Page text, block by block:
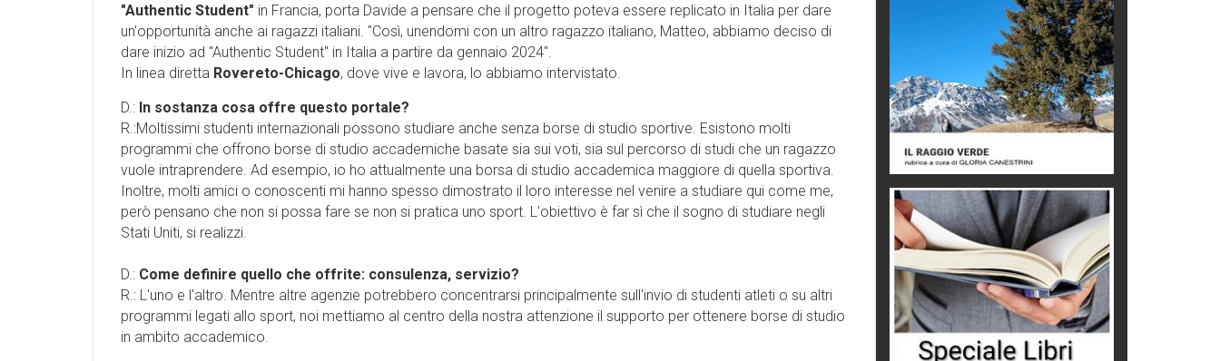
"Authentic Student" in Francia, porta Davide a pensare che il progetto poteva essere replicato in Italia per dare
un'opportunità anche ai ragazzi italiani. ''Così, unendomi con un altro ragazzo italiano, Matteo, abbiamo deciso di
dare inizio ad "Authentic Student" in Italia a partire da gennaio 2024''.
In linea diretta Rovereto-Chicago, dove vive e lavora, lo abbiamo intervistato.
D.: In sostanza cosa offre questo portale?
R.:Moltissimi studenti internazionali possono studiare anche senza borse di studio sportive. Esistono molti
programmi che offrono borse di studio accademiche basate sia sui voti, sia sul percorso di studi che un ragazzo
vuole intraprendere. Ad esempio, io ho attualmente una borsa di studio accademica maggiore di quella sportiva.
Inoltre, molti amici o conoscenti mi hanno spesso dimostrato il loro interesse nel venire a studiare qui come me,
però pensano che non si possa fare se non si pratica uno sport. L'obiettivo è far sì che il sogno di studiare negli
Stati Uniti, si realizzi.
D.: Come definire quello che offrite: consulenza, servizio?
R.: L'uno e l'altro. Mentre altre agenzie potrebbero concentrarsi principalmente sull'invio di studenti atleti o su altri
programmi legati allo sport, noi mettiamo al centro della nostra attenzione il supporto per ottenere borse di studio
in ambito accademico.
Macchine di guerra
Editoriale
Turismo in Miniera
Puglia - Tra storia e recupero
Castione, sotto il segno del
castagno
Eventi